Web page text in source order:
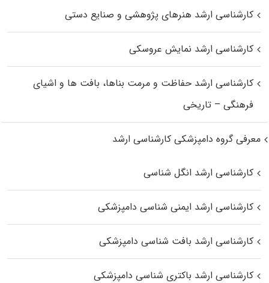
کارشناسی ارشد هنرهای پژوهشی و صنایع دستی
کارشناسی ارشد نمایش عروسکی
کارشناسی ارشد حفاظت و مرمت بناها، بافت‌ ها و اشیای
فرهنگی – تاریخی
معرفی گروه دامپزشکی کارشناسی ارشد
کارشناسی ارشد انگل شناسی
کارشناسی ارشد ایمنی‌ شناسی دامپزشکی
کارشناسی ارشد بافت‌ شناسی دامپزشکی
کارشناسی ارشد باکتری‌ شناسی دامپزشکی